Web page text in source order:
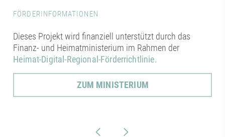
FÖRDERINFORMATIONEN
Dieses Projekt wird finanziell unterstützt durch das
Finanz- und Heimatministerium im Rahmen der
Heimat-Digital-Regional-Förderrichtlinie.
ZUM MINISTERIUM